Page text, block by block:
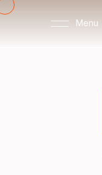
Menu